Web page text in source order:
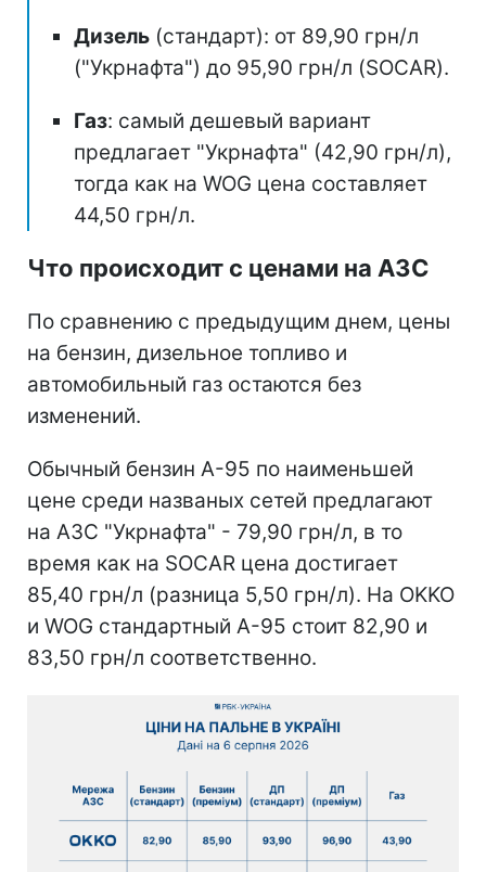
Дизель (стандарт): от 89,90 грн/л
("Укрнафта") до 95,90 грн/л (SOCAR).
Газ: самый дешевый вариант
предлагает "Укрнафта" (42,90 грн/л),
тогда как на WOG цена составляет
44,50 грн/л.
Что происходит с ценами на АЗС
По сравнению с предыдущим днем, цены
на бензин, дизельное топливо и
автомобильный газ остаются без
изменений.
Обычный бензин А-95 по наименьшей
цене среди названых сетей предлагают
на АЗС "Укрнафта" - 79,90 грн/л, в то
время как на SOCAR цена достигает
85,40 грн/л (разница 5,50 грн/л). На OKKO
и WOG стандартный А-95 стоит 82,90 и
83,50 грн/л соответственно.